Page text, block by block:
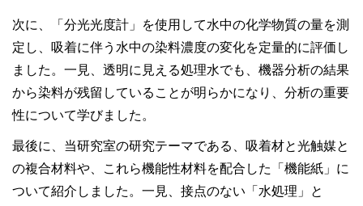
次に、「分光光度計」を使用して水中の化学物質の量を測
定し、吸着に伴う水中の染料濃度の変化を定量的に評価し
ました。一見、透明に見える処理水でも、機器分析の結果
から染料が残留していることが明らかになり、分析の重要
性について学びました。
最後に、当研究室の研究テーマである、吸着材と光触媒と
の複合材料や、これら機能性材料を配合した「機能紙」に
ついて紹介しました。一見、接点のない「水処理」と